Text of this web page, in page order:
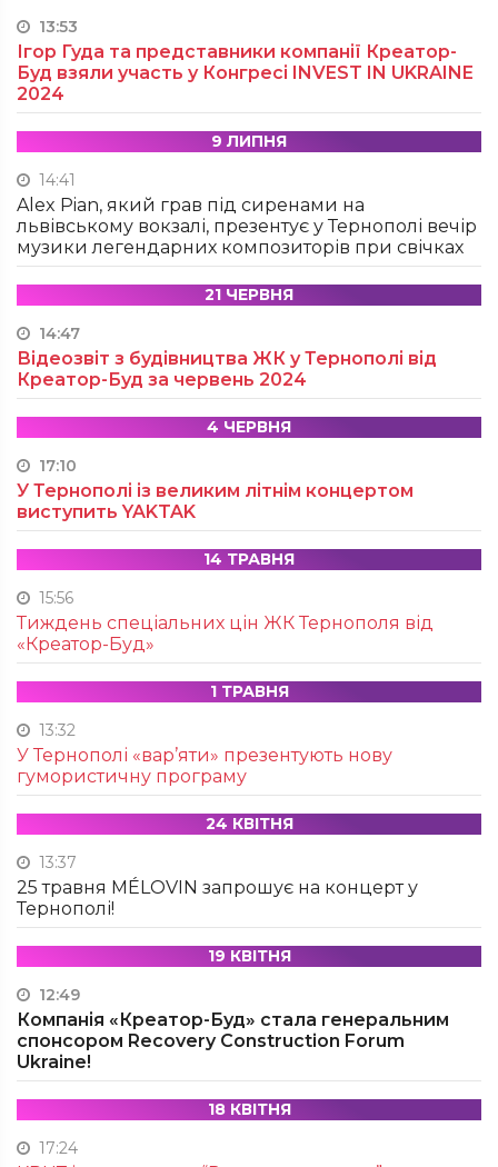
13:53
Ігор Гуда та представники компанії Креатор-
Буд взяли участь у Конгресі INVEST IN UKRAINE
2024
9 ЛИПНЯ
14:41
Alex Pian, який грав під сиренами на
львівському вокзалі, презентує у Тернополі вечір
музики легендарних композиторів при свічках
21 ЧЕРВНЯ
14:47
Відеозвіт з будівництва ЖК у Тернополі від
Креатор-Буд за червень 2024
4 ЧЕРВНЯ
17:10
У Тернополі із великим літнім концертом
виступить YAKTAK
14 ТРАВНЯ
15:56
Тиждень спеціальних цін ЖК Тернополя від
«Креатор-Буд»
1 ТРАВНЯ
13:32
У Тернополі «вар’яти» презентують нову
гумористичну програму
24 КВІТНЯ
13:37
25 травня MÉLOVIN запрошує на концерт у
Тернополі!
19 КВІТНЯ
12:49
Компанія «Креатор-Буд» стала генеральним
спонсором Recovery Construction Forum
Ukraine!
18 КВІТНЯ
17:24